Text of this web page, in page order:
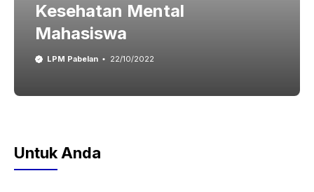
Kesehatan Mental
Mahasiswa
LPM Pabelan 22/10/2022
Untuk Anda